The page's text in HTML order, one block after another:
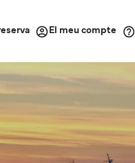
El meu compte